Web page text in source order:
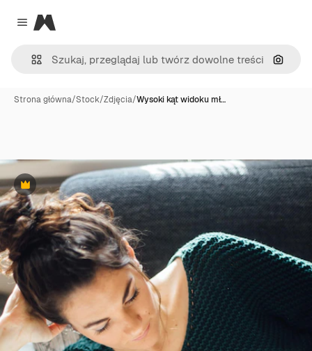
Close menu
Magnific
Szukaj
Strona główna/Stock/Zdjęcia/Wysoki kąt widoku mł…
Premium